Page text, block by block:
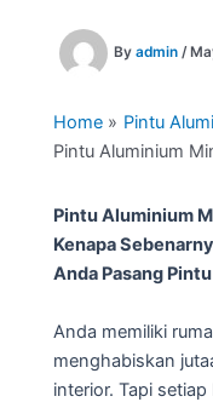
By admin /
Home
Pintu
Pintu Aluminium
Pintu Aluminium
Kenapa
Anda Pasang
Anda memiliki
menghabiskan
interior. Tapi